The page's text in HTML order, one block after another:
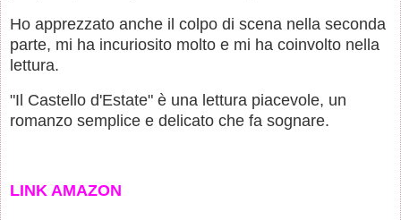
Ho apprezzato anche il colpo di scena nella seconda
parte, mi ha incuriosito molto e mi ha coinvolto nella
lettura.
"Il Castello d'Estate" è una lettura piacevole, un
romanzo semplice e delicato che fa sognare.
LINK AMAZON